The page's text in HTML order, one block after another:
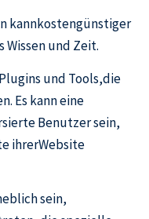
kannkostengünstiger
und Zeit.
und Tools,die
Es kann eine
Benutzer sein,
ihrerWebsite
sein,